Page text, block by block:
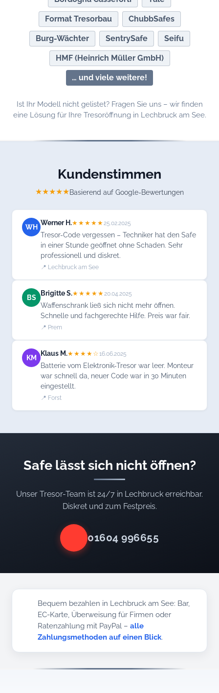
Format Tresorbau ChubbSafes
Burg-Wächter SentrySafe Seifu
HMF (Heinrich Müller GmbH)
… und viele weitere!
Ist Ihr Modell nicht gelistet? Fragen Sie uns – wir finden
eine Lösung für Ihre Tresoröffnung in Lechbruck am See.
Kundenstimmen
★★★★★Basierend auf Google-Bewertungen
WH
Werner H.★★★★★ 25.02.2025
Tresor-Code vergessen – Techniker hat den Safe
in einer Stunde geöffnet ohne Schaden. Sehr
professionell und diskret.
📍 Lechbruck am See
BS
Brigitte S.★★★★★ 20.04.2025
Waffenschrank ließ sich nicht mehr öffnen.
Schnelle und fachgerechte Hilfe. Preis war fair.
📍 Prem
KM
Klaus M.★★★★☆16.06.2025
Batterie vom Elektronik-Tresor war leer. Monteur
war schnell da, neuer Code war in 30 Minuten
eingestellt.
📍 Forst
Safe lässt sich nicht öffnen?
Unser Tresor-Team ist 24/7 in Lechbruck erreichbar.
Diskret und zum Festpreis.
01604 996655
Bequem bezahlen in Lechbruck am See: Bar,
EC-Karte, Überweisung für Firmen oder
Ratenzahlung mit PayPal –alle
Zahlungsmethoden auf einen Blick.